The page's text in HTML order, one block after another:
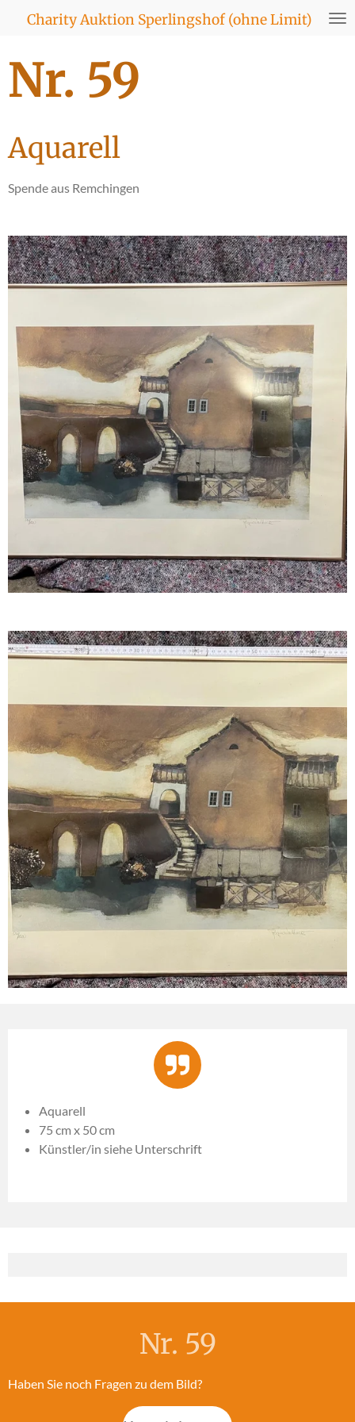
ZumCharity Auktion Sperlingshof (ohne Limit)
Nr. 59
Aquarell
Spende aus Remchingen
Aquarell
75 cm x 50 cm
Künstler/in siehe Unterschrift
Nr. 59
Haben Sie noch Fragen zu dem Bild?